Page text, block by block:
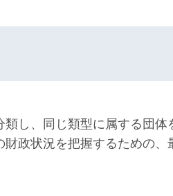
し、同じ類型に属する団体
政状況を把握するための、